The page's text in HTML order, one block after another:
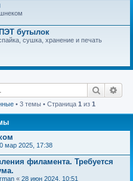
бутылок
сушка, хранение и печать
Поиск
• 3 темы • Страница 1 из 1
мар 2025, 17:38
филамента. Требуется
« 28 июн 2024, 10:51